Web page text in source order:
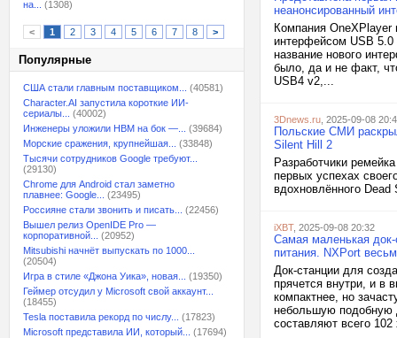
на...
(1308)
< 1 2 3 4 5 6 7 8 >
Популярные
США стали главным поставщиком...
(40581)
Character.AI запустила короткие ИИ-
сериалы...
(40002)
Инженеры уложили HBM на бок —...
(39684)
Морские сражения, крупнейшая...
(33848)
Тысячи сотрудников Google требуют...
(29130)
Chrome для Android стал заметно
плавнее: Google...
(23495)
Россияне стали звонить и писать...
(22456)
Вышел релиз OpenIDE Pro —
корпоративной...
(20952)
Mitsubishi начнёт выпускать по 1000...
(20504)
Игра в стиле «Джона Уика», новая...
(19350)
Геймер отсудил у Microsoft свой аккаунт...
(18455)
Tesla поставила рекорд по числу...
(17823)
Microsoft представила ИИ, который...
(17694)
неанонсированный
Компания
интерфейсом USB
название нового
было, да и не факт,
USB4 v2,...
3Dnews.ru , 2025-09-08
Польские СМИ
Silent Hill 2
Разработчики
первых успехах
вдохновлённого
iXBT, 2025-09-08 20:32
Самая маленькая
питания. NXPort
Док-станции для
прячется внутри, и в
компактнее, но
небольшую подобную
составляют всего 102